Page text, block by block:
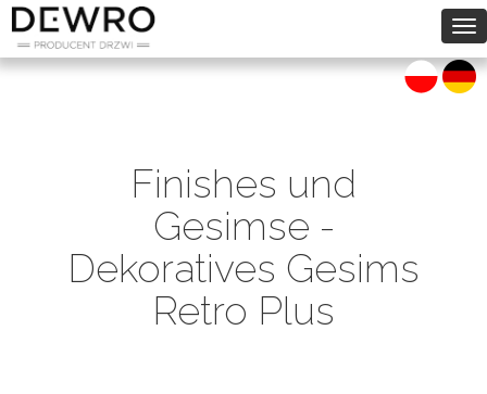
Finishes und
Gesimse -
Dekoratives Gesims
Retro Plus